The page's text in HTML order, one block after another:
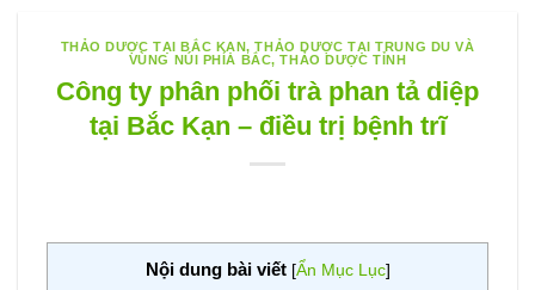
THẢO DƯỢC TẠI BẮC KẠN,THẢO DƯỢC TẠI TRUNG DU VÀ
VÙNG NÚI PHÍA BẮC,THẢO DƯỢC TỈNH
Công ty phân phối trà phan tả diệp
tại Bắc Kạn – điều trị bệnh trĩ
Nội dung bài viết [Ẩn Mục Lục]